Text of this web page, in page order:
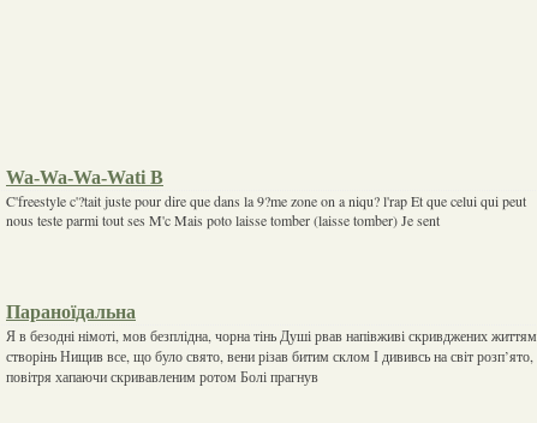
Wa-Wa-Wa-Wati B
C'freestyle c'?tait juste pour dire que dans la 9?me zone on a niqu? l'rap Et que celui qui peut
nous teste parmi tout ses M'c Mais poto laisse tomber (laisse tomber) Je sent
Параноїдальна
Я в безодні німоті, мов безплідна, чорна тінь Душі рвав напівживі скривджених життям
створінь Нищив все, що було свято, вени різав битим склом І дививсь на світ розп’ято,
повітря хапаючи скривавленим ротом Болі прагнув